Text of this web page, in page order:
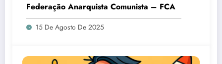
Federação Anarquista Comunista – FCA
15 De Agosto De 2025